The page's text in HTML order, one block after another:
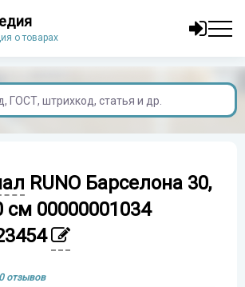
о товарах
RUNO Барселона 30,
см 00000001034
0 отзывов